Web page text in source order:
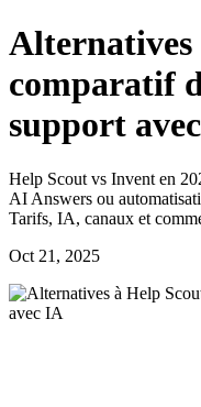
Alternatives
comparatif
support
Help Scout vs Invent en
AI Answers ou
Tarifs, IA, canaux et
Oct 21, 2025